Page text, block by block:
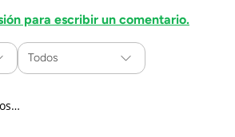
para escribir un comentario.
Todos